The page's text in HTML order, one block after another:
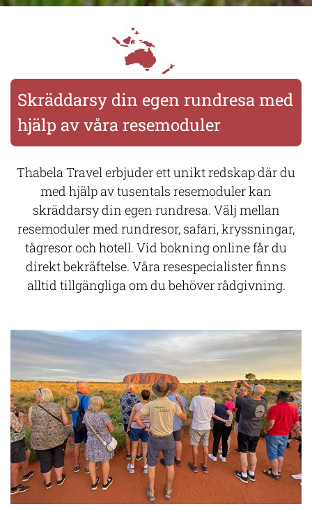
Skräddarsy din egen rundresa med
hjälp av våra resemoduler
Thabela Travel erbjuder ett unikt redskap där du
med hjälp av tusentals resemoduler kan
skräddarsy din egen rundresa. Välj mellan
resemoduler med rundresor, safari, kryssningar,
tågresor och hotell. Vid bokning online får du
direkt bekräftelse. Våra resespecialister finns
alltid tillgängliga om du behöver rådgivning.